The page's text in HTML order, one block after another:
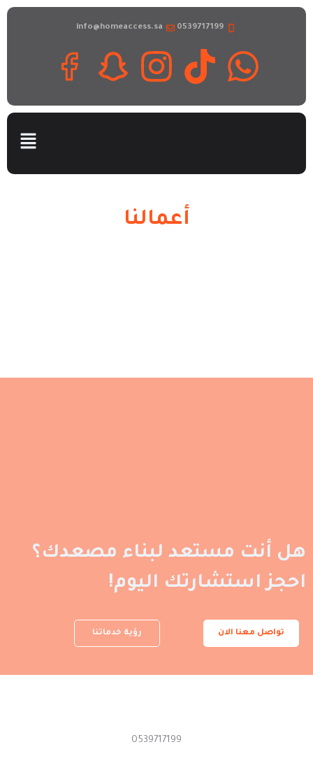
0539717199
info@homeaccess.sa
أعمالنا
هل أنت مستعد لبناء مصعدك؟
احجز استشارتك اليوم!
تواصل معنا الان رؤية خدماتنا
0539717199